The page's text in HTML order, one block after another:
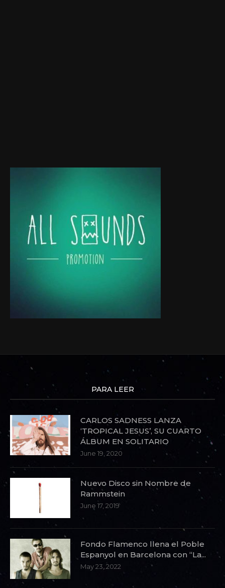
PARA LEER
CARLOS SADNESS LANZA
‘TROPICAL JESUS’, SU CUARTO
ÁLBUM EN SOLITARIO
June 19, 2020
Nuevo Disco sin Nombre de
Rammstein
June 17, 2019
Fondo Flamenco llena el Poble
Espanyol en Barcelona con “La...
May 23, 2022